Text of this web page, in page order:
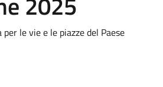
le vie e le piazze del Paese